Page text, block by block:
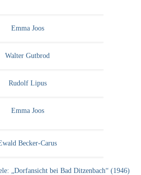
Emma Joos
Walter Gutbrod
Rudolf Lipus
Emma Joos
Becker-Carus
„Dorfansicht bei Bad Ditzenbach“ (1946)